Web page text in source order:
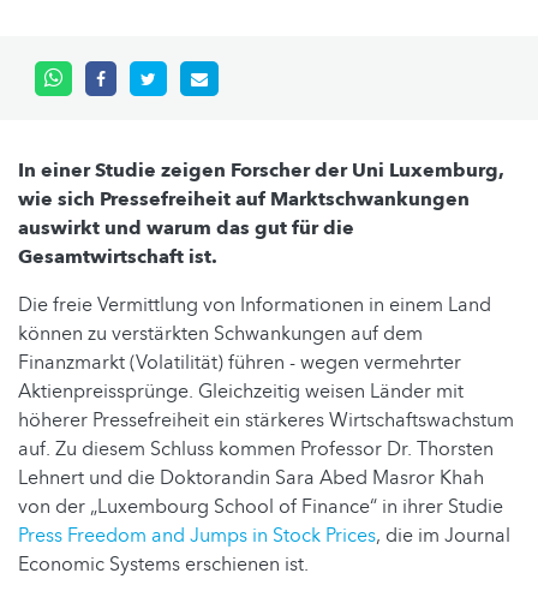
In einer Studie zeigen Forscher der Uni Luxemburg,
wie sich Pressefreiheit auf Marktschwankungen
auswirkt und warum das gut für die
Gesamtwirtschaft ist.
Die freie Vermittlung von Informationen in einem Land
können zu verstärkten Schwankungen auf dem
Finanzmarkt (Volatilität) führen - wegen vermehrter
Aktienpreissprünge. Gleichzeitig weisen Länder mit
höherer Pressefreiheit ein stärkeres Wirtschaftswachstum
auf. Zu diesem Schluss kommen Professor Dr. Thorsten
Lehnert und die Doktorandin Sara Abed Masror Khah
von der „Luxembourg School of Finance“ in ihrer Studie
Press Freedom and Jumps in Stock Prices, die im Journal
Economic Systems erschienen ist.